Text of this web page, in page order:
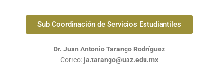
Sub Coordinación de Servicios Estudiantiles
Dr. Juan Antonio Tarango Rodríguez
Correo: ja.tarango@uaz.edu.mx